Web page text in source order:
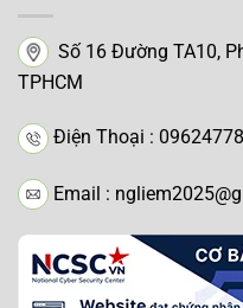
Số 16 Đường TA10,
TPHCM
Điện Thoại :
Email :